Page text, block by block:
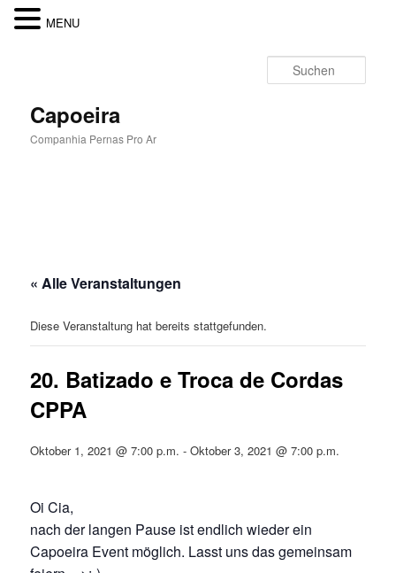
Capoeira
Companhia Pernas Pro Ar
« Alle Veranstaltungen
Diese Veranstaltung hat bereits stattgefunden.
20. Batizado e Troca de Cordas
CPPA
Oktober 1, 2021 @ 7:00 p.m. -Oktober 3, 2021 @ 7:00 p.m.
Oi Cia,
nach der langen Pause ist endlich wieder ein
Capoeira Event möglich. Lasst uns das gemeinsam
MENU